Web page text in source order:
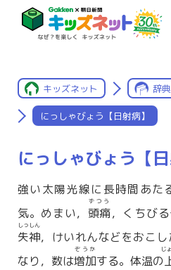
キッズネット 辞典
にっしゃびょう【日射病】
にっしゃびょう【日
強い太陽光線に長時間あた
気。めまい， 頭痛
ずつう
，くちび
失神
しっしん
，けいれんなどをおこし
なり，数は増加
ぞうか
する。体温の
じ